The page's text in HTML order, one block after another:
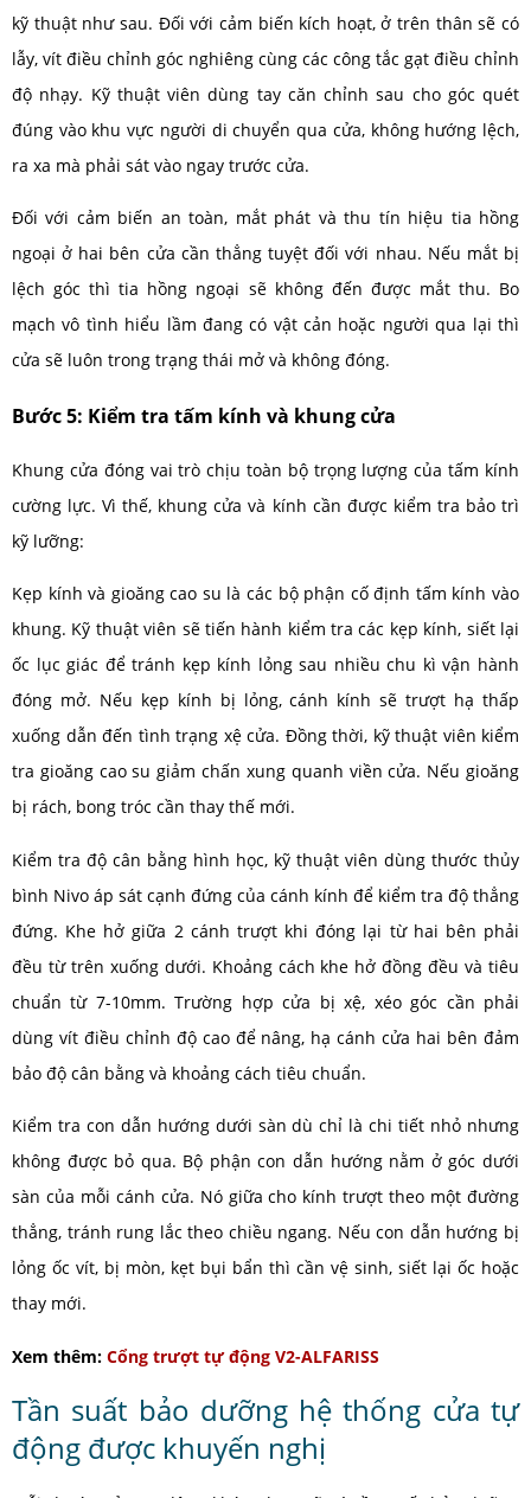
kỹ thuật như sau. Đối với cảm biến kích hoạt, ở trên thân sẽ có
lẫy, vít điều chỉnh góc nghiêng cùng các công tắc gạt điều chỉnh
độ nhạy. Kỹ thuật viên dùng tay căn chỉnh sau cho góc quét
đúng vào khu vực người di chuyển qua cửa, không hướng lệch,
ra xa mà phải sát vào ngay trước cửa.
Đối với cảm biến an toàn, mắt phát và thu tín hiệu tia hồng
ngoại ở hai bên cửa cần thẳng tuyệt đối với nhau. Nếu mắt bị
lệch góc thì tia hồng ngoại sẽ không đến được mắt thu. Bo
mạch vô tình hiểu lầm đang có vật cản hoặc người qua lại thì
cửa sẽ luôn trong trạng thái mở và không đóng.
Bước 5: Kiểm tra tấm kính và khung cửa
Khung cửa đóng vai trò chịu toàn bộ trọng lượng của tấm kính
cường lực. Vì thế, khung cửa và kính cần được kiểm tra bảo trì
kỹ lưỡng:
Kẹp kính và gioăng cao su là các bộ phận cố định tấm kính vào
khung. Kỹ thuật viên sẽ tiến hành kiểm tra các kẹp kính, siết lại
ốc lục giác để tránh kẹp kính lỏng sau nhiều chu kì vận hành
đóng mở. Nếu kẹp kính bị lỏng, cánh kính sẽ trượt hạ thấp
xuống dẫn đến tình trạng xệ cửa. Đồng thời, kỹ thuật viên kiểm
tra gioăng cao su giảm chấn xung quanh viền cửa. Nếu gioăng
bị rách, bong tróc cần thay thế mới.
Kiểm tra độ cân bằng hình học, kỹ thuật viên dùng thước thủy
bình Nivo áp sát cạnh đứng của cánh kính để kiểm tra độ thẳng
đứng. Khe hở giữa 2 cánh trượt khi đóng lại từ hai bên phải
đều từ trên xuống dưới. Khoảng cách khe hở đồng đều và tiêu
chuẩn từ 7-10mm. Trường hợp cửa bị xệ, xéo góc cần phải
dùng vít điều chỉnh độ cao để nâng, hạ cánh cửa hai bên đảm
bảo độ cân bằng và khoảng cách tiêu chuẩn.
Kiểm tra con dẫn hướng dưới sàn dù chỉ là chi tiết nhỏ nhưng
không được bỏ qua. Bộ phận con dẫn hướng nằm ở góc dưới
sàn của mỗi cánh cửa. Nó giữa cho kính trượt theo một đường
thẳng, tránh rung lắc theo chiều ngang. Nếu con dẫn hướng bị
lỏng ốc vít, bị mòn, kẹt bụi bẩn thì cần vệ sinh, siết lại ốc hoặc
thay mới.
Xem thêm: Cổng trượt tự động V2-ALFARISS
Tần suất bảo dưỡng hệ thống cửa tự
động được khuyến nghị